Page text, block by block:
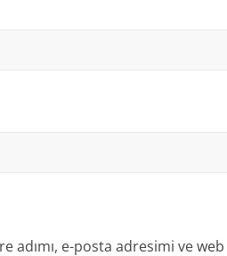
adımı, e-posta adresimi ve